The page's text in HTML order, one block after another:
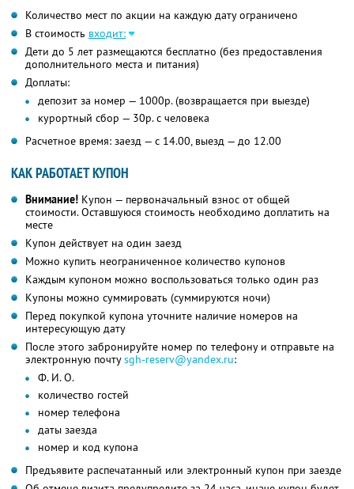
Количество мест по акции на каждую дату ограничено
В стоимость входит:
Дети до 5 лет размещаются бесплатно (без предоставления
дополнительного места и питания)
Доплаты:
депозит за номер — 1000р. (возвращается при выезде)
курортный сбор — 30р. с человека
Расчетное время: заезд — с 14.00, выезд — до 12.00
КАК РАБОТАЕТ КУПОН
Внимание! Купон — первоначальный взнос от общей
стоимости. Оставшуюся стоимость необходимо доплатить на
месте
Купон действует на один заезд
Можно купить неограниченное количество купонов
Каждым купоном можно воспользоваться только один раз
Купоны можно суммировать (суммируются ночи)
Перед покупкой купона уточните наличие номеров на
интересующую дату
После этого забронируйте номер по телефону и отправьте на
электронную почтуsgh-reserv@yandex.ru:
Ф. И. О.
количество гостей
номер телефона
даты заезда
номер и код купона
Предъявите распечатанный или электронный купон при заезде